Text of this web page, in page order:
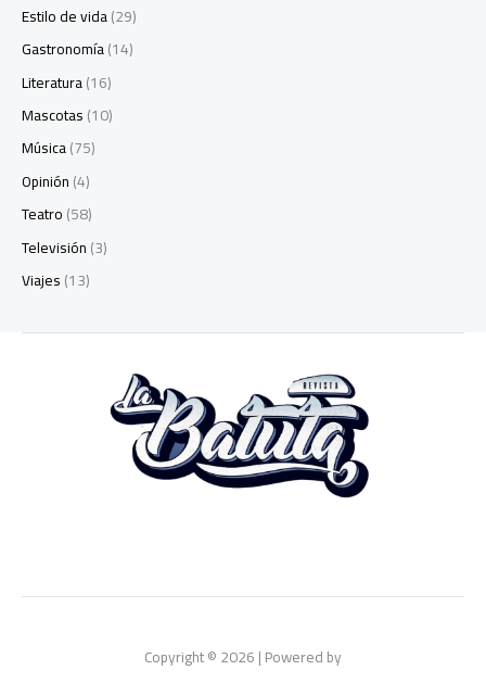
Estilo de vida(29)
Gastronomía(14)
Literatura(16)
Mascotas(10)
Música(75)
Opinión(4)
Teatro(58)
Televisión(3)
Viajes(13)
Copyright © 2026 | Powered by